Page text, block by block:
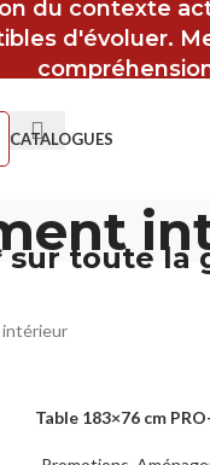
du contexte
d'évoluer.
CATALOGUES
sur toute
intérieur
CHOIX DES OPTIONS
Table 183×76 cm